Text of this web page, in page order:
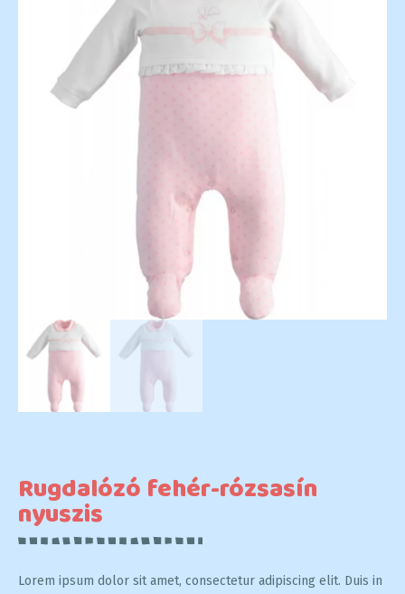
Rugdalózó fehér-rózsasín
nyuszis
Lorem ipsum dolor sit amet, consectetur adipiscing elit. Duis in